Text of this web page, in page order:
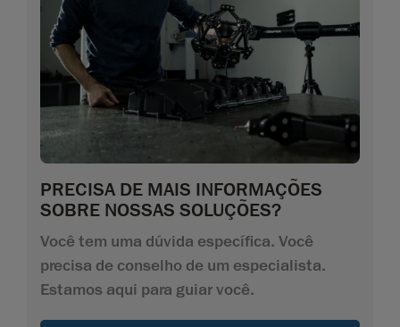
PRECISA DE MAIS INFORMAÇÕES
SOBRE NOSSAS SOLUÇÕES?
Você tem uma dúvida específica. Você
precisa de conselho de um especialista.
Estamos aqui para guiar você.